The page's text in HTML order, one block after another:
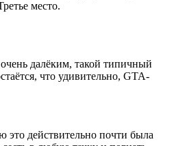
место.
далёким, такой типичный
что удивительно, GTA-
действительно почти была